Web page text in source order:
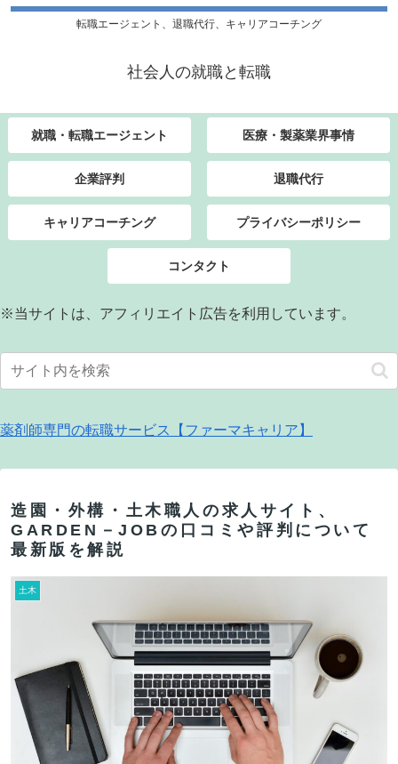
転職エージェント、退職代行、キャリアコーチング
社会人の就職と転職
就職・転職エージェント 医療・製薬業界事情
企業評判 退職代行
キャリアコーチング プライバシーポリシー
コンタクト
※当サイトは、アフィリエイト広告を利用しています。
薬剤師専門の転職サービス【ファーマキャリア】
造園・外構・土木職人の求人サイト、
GARDEN－JOBの口コミや評判について
最新版を解説
土木